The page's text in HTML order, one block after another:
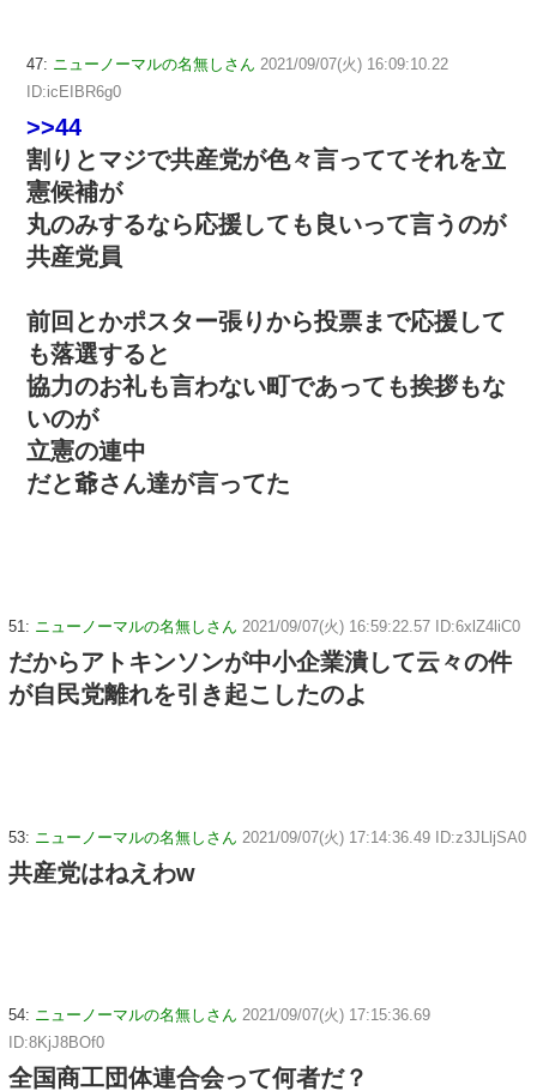
47: ニューノーマルの名無しさん 2021/09/07(火) 16:09:10.22
ID:icEIBR6g0
>>44
割りとマジで共産党が色々言っててそれを立
憲候補が
丸のみするなら応援しても良いって言うのが
共産党員
前回とかポスター張りから投票まで応援して
も落選すると
協力のお礼も言わない町であっても挨拶もな
いのが
立憲の連中
だと爺さん達が言ってた
51: ニューノーマルの名無しさん 2021/09/07(火) 16:59:22.57 ID:6xlZ4liC0
だからアトキンソンが中小企業潰して云々の件
が自民党離れを引き起こしたのよ
53: ニューノーマルの名無しさん 2021/09/07(火) 17:14:36.49 ID:z3JLljSA0
共産党はねえわw
54: ニューノーマルの名無しさん 2021/09/07(火) 17:15:36.69
ID:8KjJ8BOf0
全国商工団体連合会って何者だ？